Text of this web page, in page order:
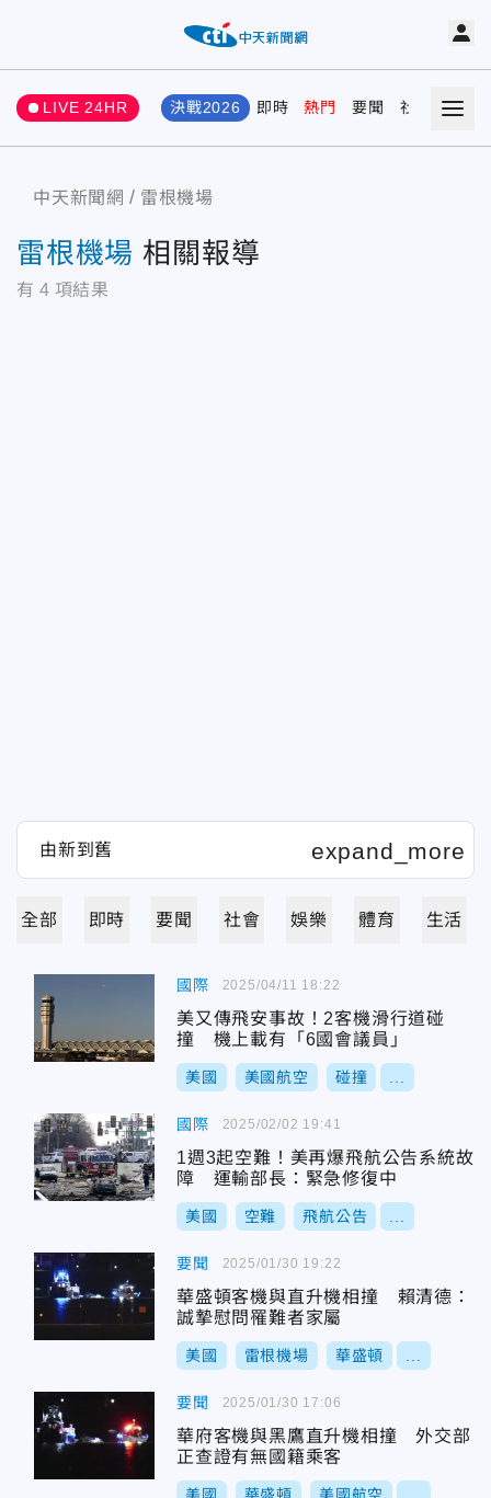
LIVE 24HR 決戰2026 即時 熱門 要聞 社會 娛樂
中天新聞網 雷根機場
雷根機場 相關報導
有 4 項結果
全部 即時 要聞 社會 娛樂 體育 生活
國際
美又傳飛安事故！2客機滑行道碰
撞 機上載有「6國會議員」
美國 美國航空 碰撞
2025/04/11 18:22
國際
1週3起空難！美再爆飛航公告系統故
障 運輸部長：緊急修復中
美國 空難 飛航公告
2025/02/02 19:41
要聞
華盛頓客機與直升機相撞 賴清德：
誠摯慰問罹難者家屬
美國 雷根機場 華盛頓
2025/01/30 19:22
要聞
華府客機與黑鷹直升機相撞 外交部
正查證有無國籍乘客
2025/01/30 17:06